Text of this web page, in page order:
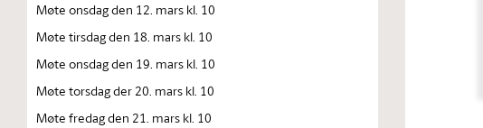
Møte onsdag den 12. mars kl. 10
Møte tirsdag den 18. mars kl. 10
Møte onsdag den 19. mars kl. 10
Møte torsdag der 20. mars kl. 10
Møte fredag den 21. mars kl. 10